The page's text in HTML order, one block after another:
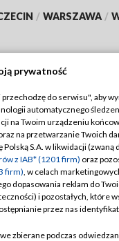
/ WARSZAWA /
TVP
TVP
Cyfrowa
Regulamin TVP
Polityka
Moje zgody
Pomoc
prywatność
do serwisu", aby
automatycznego
na Twoim urządzeniu
na przetwarzanie Twoich
Polską S.A. w likwidacji (zwaną
z IAB* (1201 firm) oraz
firm), w celach
dopasowania reklam do
i pozostałych, które
przez nas
zbierane podczas